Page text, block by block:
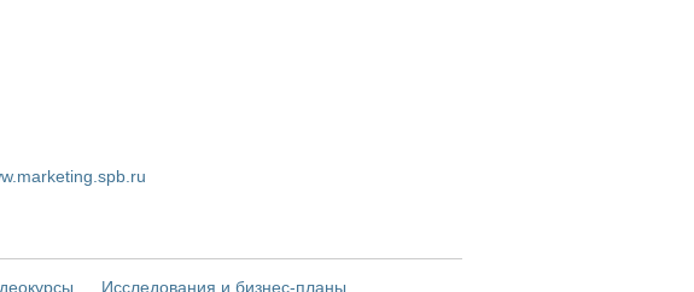
Исследования и бизнес-планы